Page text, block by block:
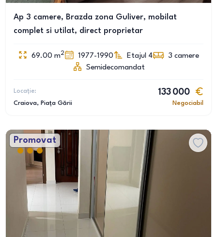
Ap 3 camere, Brazda zona Guliver, mobilat
complet si utilat, direct proprietar
69.00 m2 1977-1990 Etajul 4 3 camere
Semidecomandat
Locație:
Craiova, Piața Gării
133 000
Negociabil
Promovat